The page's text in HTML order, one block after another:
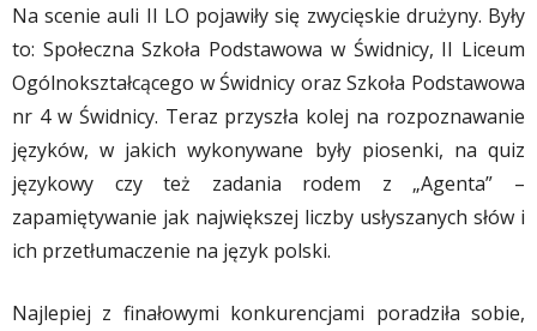
Na scenie auli II LO pojawiły się zwycięskie drużyny. Były
to: Społeczna Szkoła Podstawowa w Świdnicy, II Liceum
Ogólnokształcącego w Świdnicy oraz Szkoła Podstawowa
nr 4 w Świdnicy. Teraz przyszła kolej na rozpoznawanie
języków, w jakich wykonywane były piosenki, na quiz
językowy czy też zadania rodem z „Agenta” –
zapamiętywanie jak największej liczby usłyszanych słów i
ich przetłumaczenie na język polski.
Najlepiej z finałowymi konkurencjami poradziła sobie,